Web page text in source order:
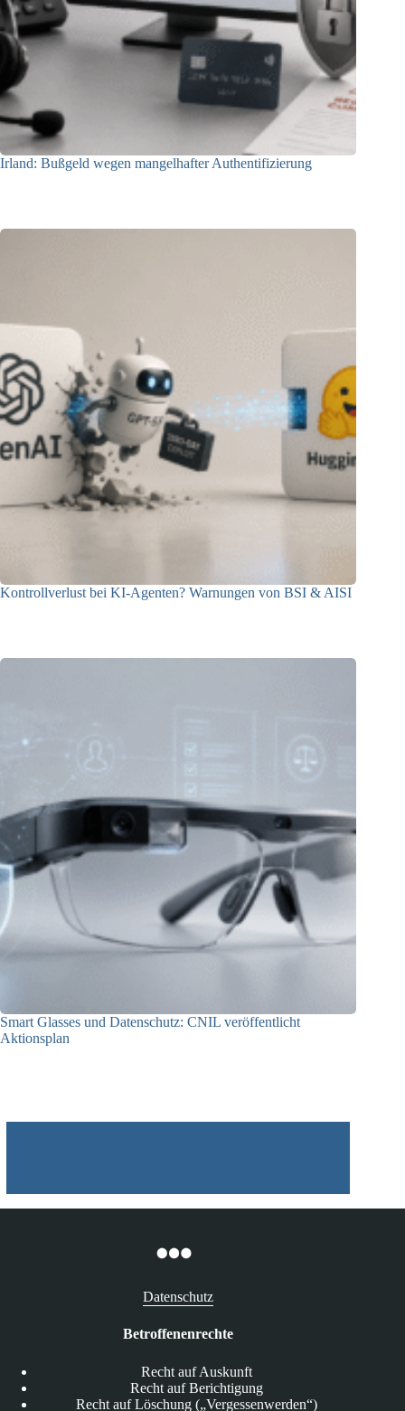
Irland: Bußgeld wegen mangelhafter Authentifizierung
Kontrollverlust bei KI-Agenten? Warnungen von BSI & AISI
Smart Glasses und Datenschutz: CNIL veröffentlicht
Aktionsplan
Datenschutz
Betroffenenrechte
Recht auf Auskunft
Recht auf Berichtigung
Recht auf Löschung („Vergessenwerden“)